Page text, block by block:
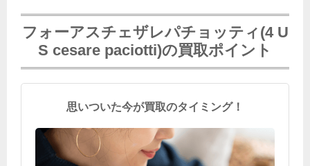
フォーアスチェザレパチョッティ(4 U
S cesare paciotti)の買取ポイント
思いついた今が買取のタイミング！